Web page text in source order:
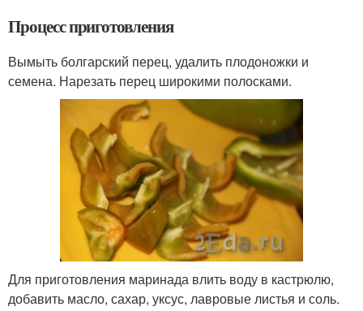
Процесс приготовления
Вымыть болгарский перец, удалить плодоножки и
семена. Нарезать перец широкими полосками.
Для приготовления маринада влить воду в кастрюлю,
добавить масло, сахар, уксус, лавровые листья и соль.